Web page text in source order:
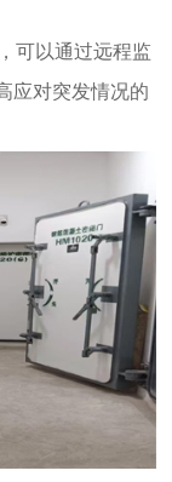
可以通过远程监
应对突发情况的